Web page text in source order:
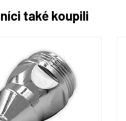
také koupili